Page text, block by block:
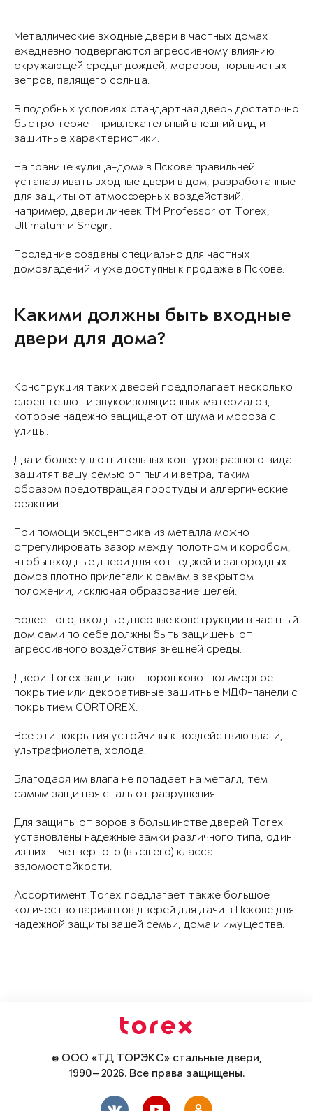
Металлические входные двери в частных домах
ежедневно подвергаются агрессивному влиянию
окружающей среды: дождей, морозов, порывистых
ветров, палящего солнца.
В подобных условиях стандартная дверь достаточно
быстро теряет привлекательный внешний вид и
защитные характеристики.
На границе «улица-дом» в Пскове правильней
устанавливать входные двери в дом, разработанные
для защиты от атмосферных воздействий,
например, двери линеек ТМ Professor от Torex,
Ultimatum и Snegir.
Последние созданы специально для частных
домовладений и уже доступны к продаже в Пскове.
Какими должны быть входные
двери для дома?
Конструкция таких дверей предполагает несколько
слоев тепло- и звукоизоляционных материалов,
которые надежно защищают от шума и мороза с
улицы.
Два и более уплотнительных контуров разного вида
защитят вашу семью от пыли и ветра, таким
образом предотвращая простуды и аллергические
реакции.
При помощи эксцентрика из металла можно
отрегулировать зазор между полотном и коробом,
чтобы входные двери для коттеджей и загородных
домов плотно прилегали к рамам в закрытом
положении, исключая образование щелей.
Более того, входные дверные конструкции в частный
дом сами по себе должны быть защищены от
агрессивного воздействия внешней среды.
Двери Torex защищают порошково-полимерное
покрытие или декоративные защитные МДФ-панели с
покрытием CORTOREX.
Все эти покрытия устойчивы к воздействию влаги,
ультрафиолета, холода.
Благодаря им влага не попадает на металл, тем
самым защищая сталь от разрушения.
Для защиты от воров в большинстве дверей Torex
установлены надежные замки различного типа, один
из них – четвертого (высшего) класса
взломостойкости.
Ассортимент Torex предлагает также большое
количество вариантов дверей для дачи в Пскове для
надежной защиты вашей семьи, дома и имущества.
© ООО «ТД ТОРЭКС» стальные двери,
1990—2026. Все права защищены.